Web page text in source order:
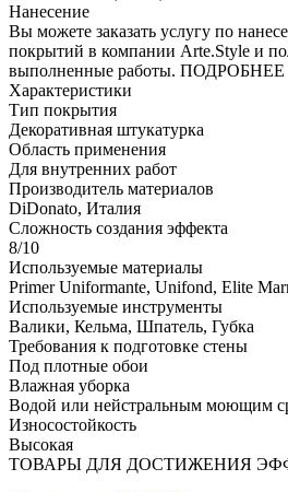
Нанесение
Вы можете заказать услугу по
покрытий в компании Arte.Style и
выполненные работы. ПОДРОБНЕЕ
Характеристики
Тип покрытия
Декоративная штукатурка
Область применения
Для внутренних работ
Производитель материалов
DiDonato, Италия
Сложность создания эффекта
8/10
Используемые материалы
Primer Uniformante, Unifond, Elite
Используемые инструменты
Валики, Кельма, Шпатель, Губка
Требования к подготовке стены
Под плотные обои
Влажная уборка
Водой или нейстральным моющим
Износостойкость
Высокая
ТОВАРЫ ДЛЯ ДОСТИЖЕНИЯ